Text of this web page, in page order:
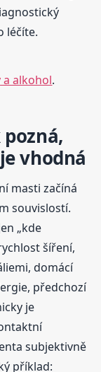
léčíte.
alkohol.
vhodná
masti začíná
souvislostí.
„kde
šíření,
domácí
předchozí
je
subjektivně
příklad: